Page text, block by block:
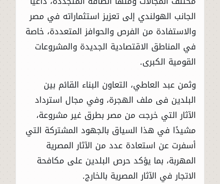
الجانب الهولندي إلى تعزيز استثماراته في مصر
والاستفادة من الفرص والحوافز المتعددة، خاصة
في المناطق الاقتصادية الجديدة والمشروعات
القومية الكبرى.
وثمن عبد العاطي، التعاون البناء القائم بين
البلدين فى ملف الهجرة، وفي مجال استرداد
الآثار التي خرجت من مصر بطرق غير مشروعة،
مشيدًا في هذا السياق بالجهود المشتركة التي
أسفرت عن استعادة عدد من الآثار المصرية
المهربة، بما يؤكد حرص البلدين على مكافحة
الاتجار في الآثار المصرية بالخارج.